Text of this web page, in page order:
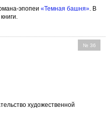
эпопеи «Темная башня». В
№ 36
художественной